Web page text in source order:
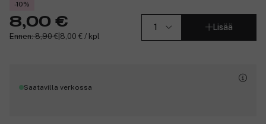
-10%
8,00 €
Ennen: 8,90 € 8,00 € / kpl
Lisää
Saatavilla verkossa